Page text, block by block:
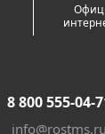
8 800 555-04-
info@rostms.ru